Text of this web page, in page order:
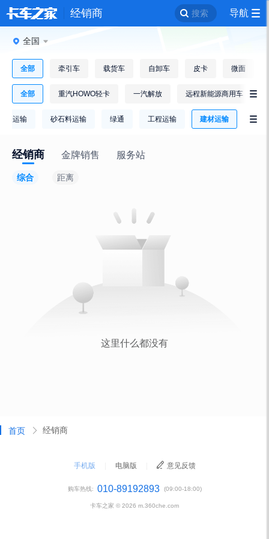
经销商 搜索 导航
全国
全部 牵引车 载货车 自卸车 皮卡 微面
全部 重汽HOWO轻卡 一汽解放 远程新能源商用车 
链运输 砂石料运输 绿通 工程运输 建材运输 
经销商 金牌销售 服务站
综合 距离
首页 经销商
手机版 电脑版 意见反馈
购车热线: 010-89192893 (09:00-18:00)
卡车之家 © 2026 m.360che.com